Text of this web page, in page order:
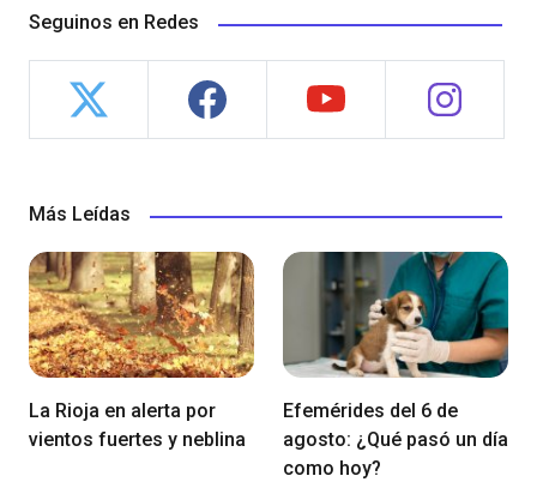
Seguinos en Redes
Más Leídas
La Rioja en alerta por
vientos fuertes y neblina
Efemérides del 6 de
agosto: ¿Qué pasó un día
como hoy?